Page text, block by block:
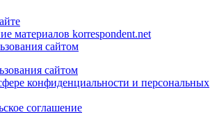
материалов korrespondent.net
сайтом
сайтом
конфиденциальности и персональных
соглашение